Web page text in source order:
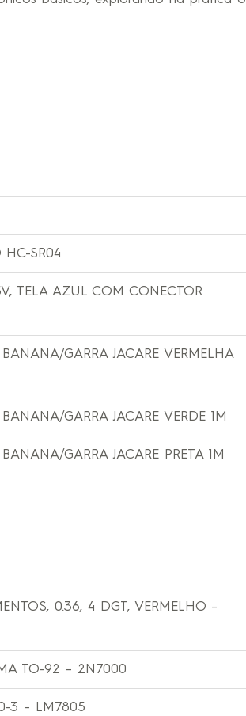
HC-SR04
TELA AZUL COM CONECTOR
GARRA JACARE VERMELHA
GARRA JACARE VERDE 1M
GARRA JACARE PRETA 1M
0.36, 4 DGT, VERMELHO –
TO-92 – 2N7000
3 – LM7805